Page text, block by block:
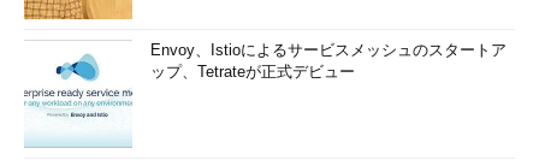
Envoy、Istioによるサービスメッシュのスタートア
ップ、Tetrateが正式デビュー